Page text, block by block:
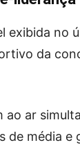
exibida no
da
ar
de média